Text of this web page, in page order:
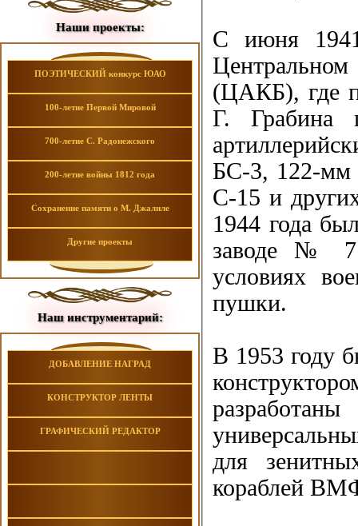
Наши проекты:
ПОЭТИЧЕСКИЙ конкурс ЮАО
100-летие Первой Мировой
700-летие С. Радонежского
200-летие войны 1812 года
Сохранение памяти о М. Джалиле
Другие проекты
Наш инструментарий:
ДОБАВЛЕНИЕ НАГРАД
КОНСТРУКТОР ЛЕНТЫ
ГРАФИЧЕСКИЙ РЕДАКТОР
С июня
(ЦАКБ), где
Г. Грабина
БС-3, 122-мм
С-15 и
1944 года
заводе № 7
условиях
пушки.
В 1953 году
для
кораблей